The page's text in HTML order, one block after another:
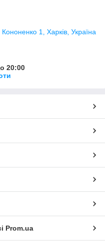
1, Харків, Україна
20:00
Prom.ua